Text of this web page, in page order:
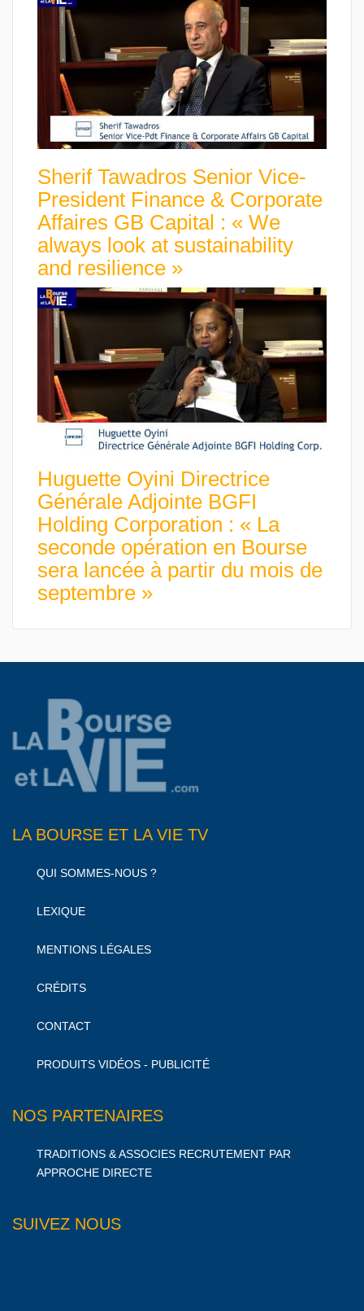
Sherif Tawadros Senior Vice-
President Finance & Corporate
Affaires GB Capital : « We
always look at sustainability
and resilience »
Huguette Oyini Directrice
Générale Adjointe BGFI
Holding Corporation : « La
seconde opération en Bourse
sera lancée à partir du mois de
septembre »
LA BOURSE ET LA VIE TV
QUI SOMMES-NOUS ?
LEXIQUE
MENTIONS LÉGALES
CRÉDITS
CONTACT
PRODUITS VIDÉOS - PUBLICITÉ
NOS PARTENAIRES
TRADITIONS & ASSOCIES RECRUTEMENT PAR
APPROCHE DIRECTE
SUIVEZ NOUS